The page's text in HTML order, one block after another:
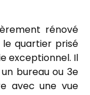
rénové
le quartier prisé
exceptionnel. Il
bureau ou 3e
avec une vue